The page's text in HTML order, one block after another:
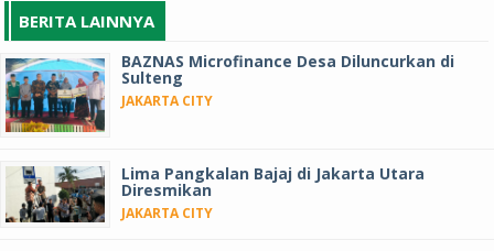
BERITA LAINNYA
BAZNAS Microfinance Desa Diluncurkan di
Sulteng
JAKARTA CITY
Lima Pangkalan Bajaj di Jakarta Utara
Diresmikan
JAKARTA CITY